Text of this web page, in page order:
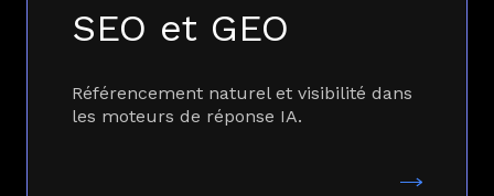
SEO et GEO
Référencement naturel et visibilité dans
les moteurs de réponse IA.